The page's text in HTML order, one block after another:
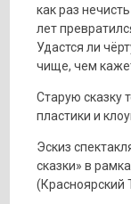
как раз
лет
Удастся ли
чище, чем
Старую сказку
пластики и
Эскиз
сказки» в
(Красноярский